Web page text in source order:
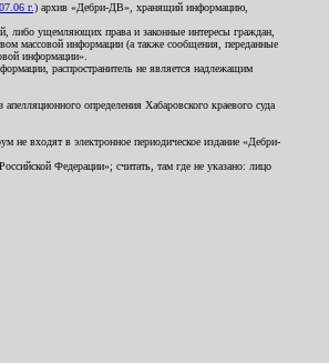
г.) архив «Дебри-ДВ», хранящий информацию,
либо ущемляющих права и законные интересы граждан,
массовой информации (а также сообщения, переданные
информации».
распространитель не является надлежащим
определения Хабаровского краевого суда
не входят в электронное периодическое издание «Дебри-
Федерации»; считать, там где не указано: лицо